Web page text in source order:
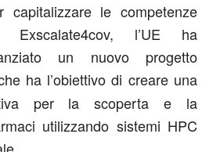
capitalizzare le competenze
Exscalate4cov, l’UE ha
un nuovo progetto
ha l’obiettivo di creare una
per la scoperta e la
utilizzando sistemi HPC